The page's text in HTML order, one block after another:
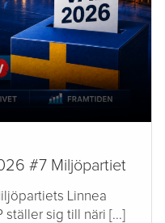
#7 Miljöpartiet
Linnea
ställer sig till näri [...]